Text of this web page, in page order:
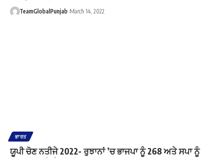
TeamGlobalPunjab March 14, 2022
ਭਾਰਤ
ਯੂਪੀ ਚੋਣ ਨਤੀਜੇ 2022- ਰੁਝਾਨਾਂ ’ਚ ਭਾਜਪਾ ਨੂੰ 268 ਅਤੇ ਸਪਾ ਨੂੰ